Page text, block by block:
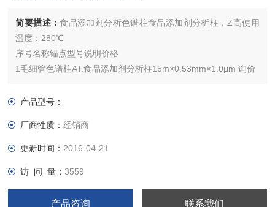
简要描述：食品添加剂分析色谱柱食品添加剂分析柱，Z高使用
温度：280℃
序号名称锚点型号说明价格
1毛细管色谱柱AT.食品添加剂分析柱15m×0.53mm×1.0μm 询价
产品型号：
厂商性质：经销商
更新时间： 2016-04-21
访 问 量：3559
产品咨询 联系我们